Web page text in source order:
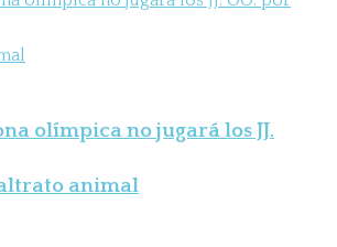
olímpica no jugará los JJ.
animal